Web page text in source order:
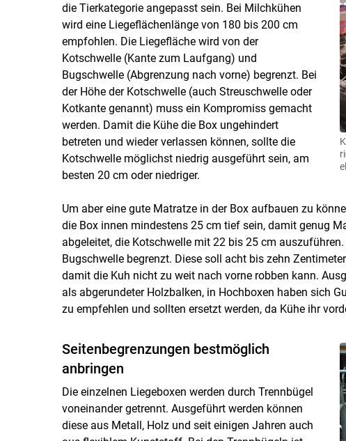
die Tierkategorie angepasst sein. Bei Milchkühen
wird eine Liegeflächenlänge von 180 bis 200 cm
empfohlen. Die Liegefläche wird von der
Kotschwelle (Kante zum Laufgang) und
Bugschwelle (Abgrenzung nach vorne) begrenzt. Bei
der Höhe der Kotschwelle (auch Streuschwelle oder
Kotkante genannt) muss ein Kompromiss gemacht
werden. Damit die Kühe die Box ungehindert
betreten und wieder verlassen können, sollte die
Kotschwelle möglichst niedrig ausgeführt sein, am
besten 20 cm oder niedriger.
Um aber eine gute Matratze in der Box aufbauen zu
die Box innen mindestens 25 cm tief sein, damit genug
abgeleitet, die Kotschwelle mit 22 bis 25 cm
Bugschwelle begrenzt. Diese soll acht bis zehn
damit die Kuh nicht zu weit nach vorne robben kann.
als abgerundeter Holzbalken, in Hochboxen haben sich
zu empfehlen und sollten ersetzt werden, da Kühe ihr
Seitenbegrenzungen bestmöglich
anbringen
Die einzelnen Liegeboxen werden durch Trennbügel
voneinander getrennt. Ausgeführt werden können
diese aus Metall, Holz und seit einigen Jahren auch